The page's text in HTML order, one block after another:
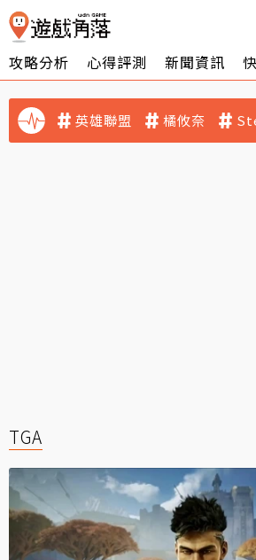
攻略分析 心得評測 新聞資訊
英雄聯盟 橘攸奈
TGA